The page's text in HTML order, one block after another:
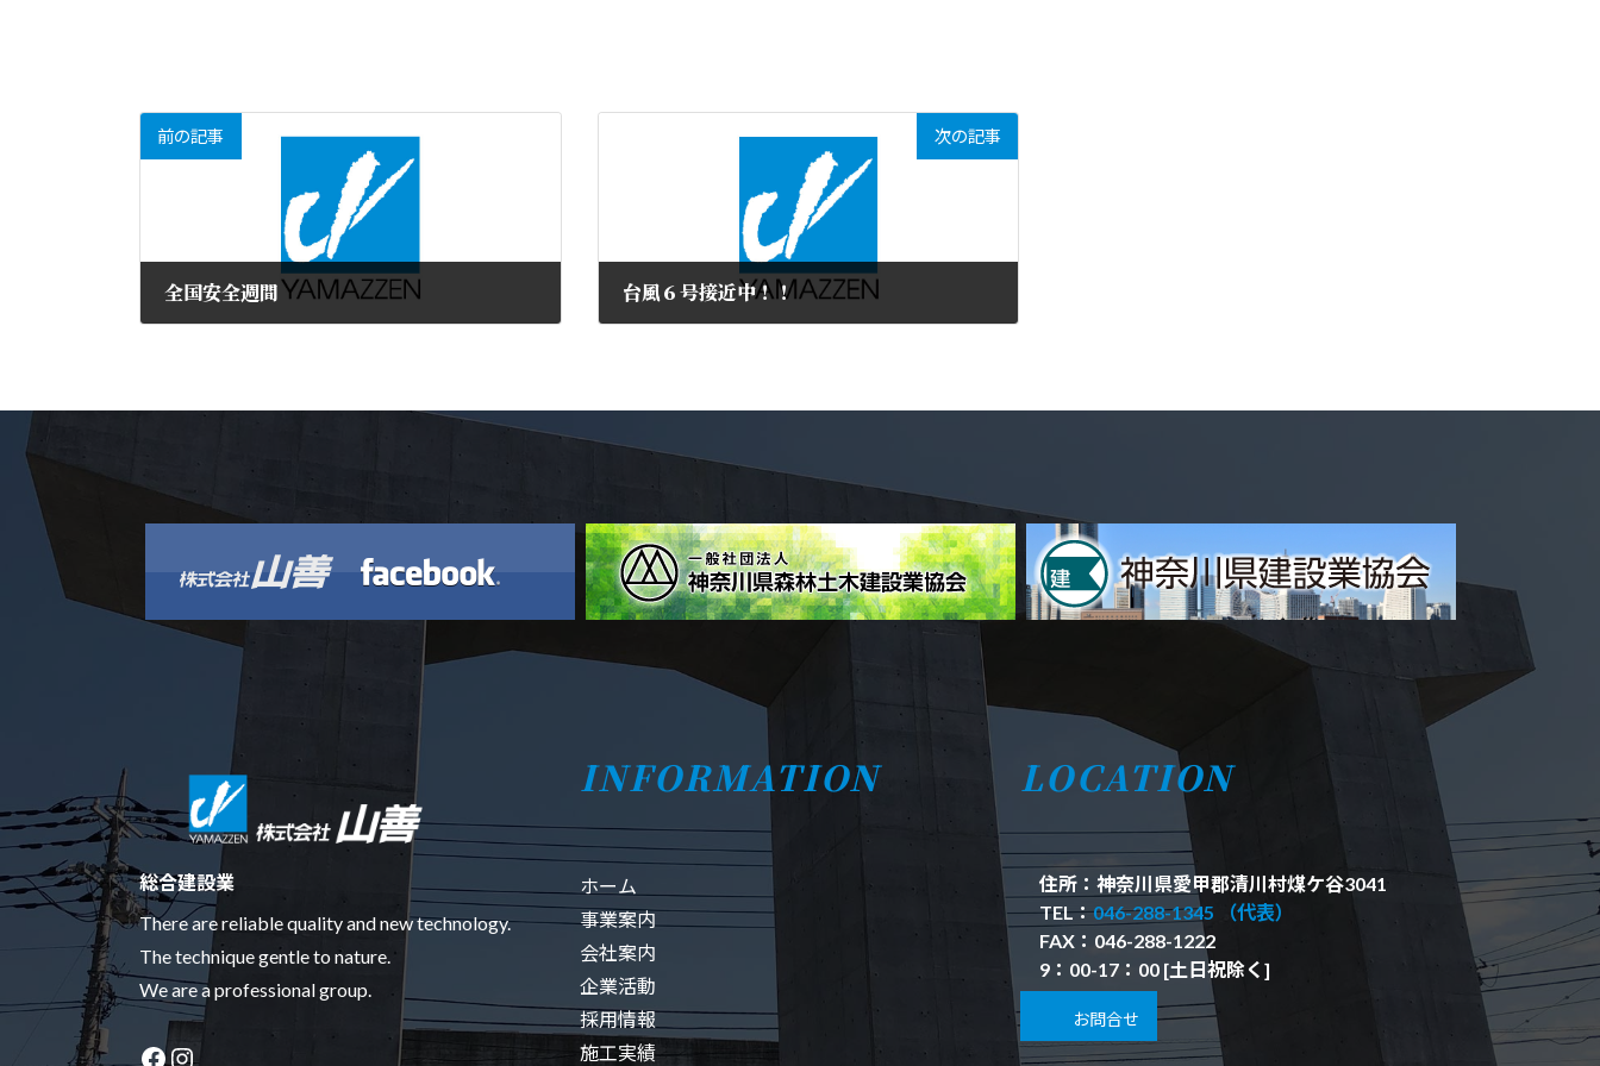
前の記事
全国安全週間
次の記事
台風６号接近中！！
総合建設業
There are reliable quality and new technology.
The technique gentle to nature.
We are a professional group.
Facebook
Instagram
INFORMATION
ホーム
事業案内
会社案内
企業活動
採用情報
施工実績
LOCATION
住所：神奈川県愛甲郡清川村煤ケ谷3041
TEL：046-288-1345 （代表）
FAX：046-288-1222
9：00-17：00 [土日祝除く]
お問合せ